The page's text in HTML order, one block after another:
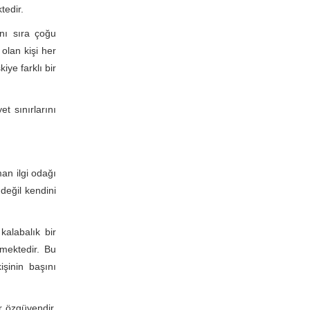
sıra çoğu
kişi her
farklı bir
ilgi odağı
kendini
bir
Bu
başını